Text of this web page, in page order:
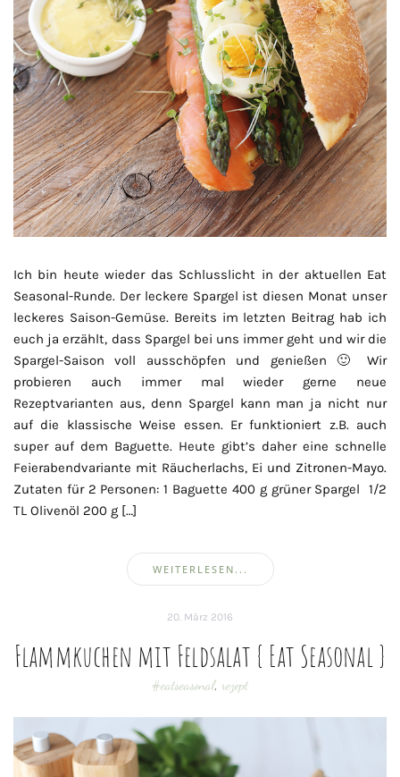
Ich bin heute wieder das Schlusslicht in der aktuellen Eat
Seasonal-Runde. Der leckere Spargel ist diesen Monat unser
leckeres Saison-Gemüse. Bereits im letzten Beitrag hab ich
euch ja erzählt, dass Spargel bei uns immer geht und wir die
Spargel-Saison voll ausschöpfen und genießen 🙂 Wir
probieren auch immer mal wieder gerne neue
Rezeptvarianten aus, denn Spargel kann man ja nicht nur
auf die klassische Weise essen. Er funktioniert z.B. auch
super auf dem Baguette. Heute gibt’s daher eine schnelle
Feierabendvariante mit Räucherlachs, Ei und Zitronen-Mayo.
Zutaten für 2 Personen: 1 Baguette 400 g grüner Spargel 1/2
TL Olivenöl 200 g […]
WEITERLESEN...
20. März 2016
Flammkuchen mit Feldsalat { Eat Seasonal }
#eatseasonal, rezept